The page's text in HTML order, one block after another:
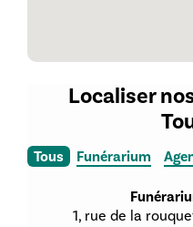
Localiser
Tous Funérarium
1, rue de la